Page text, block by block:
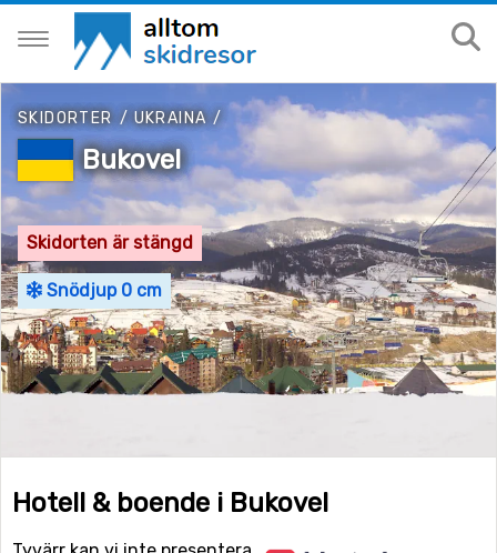
SKIDORTER / UKRAINA/
Bukovel
Skidorten är stängd
Snödjup 0 cm
Hotell & boende i Bukovel